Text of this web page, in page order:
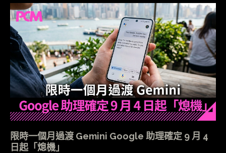
限時一個月過渡 Gemini Google 助理確定 9 月 4
日起「熄機」